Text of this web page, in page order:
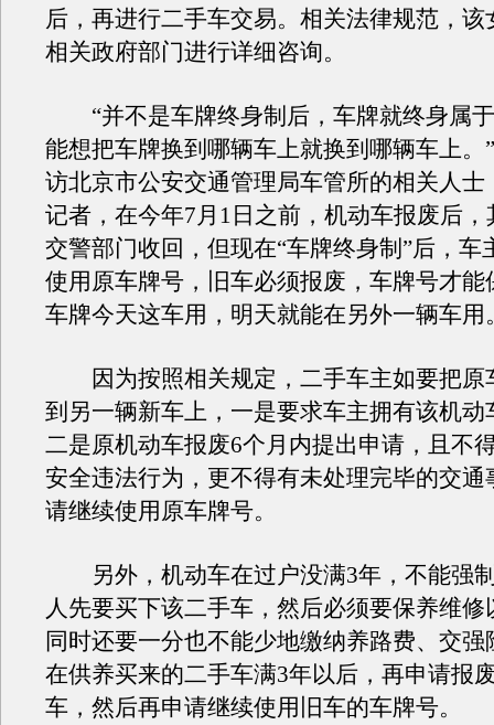
后，再进行二手车交易。相关法律规范，该
相关政府部门进行详细咨询。
“并不是车牌终身制后，车牌就终身属
能想把车牌换到哪辆车上就换到哪辆车上。
访北京市公安交通管理局车管所的相关人士
记者，在今年7月1日之前，机动车报废后
交警部门收回，但现在“车牌终身制”后，车
使用原车牌号，旧车必须报废，车牌号才能
车牌今天这车用，明天就能在另外一辆车用
因为按照相关规定，二手车主如要把原
到另一辆新车上，一是要求车主拥有该机动
二是原机动车报废6个月内提出申请，且不
安全违法行为，更不得有未处理完毕的交通
请继续使用原车牌号。
另外，机动车在过户没满3年，不能强
人先要买下该二手车，然后必须要保养维修
同时还要一分也不能少地缴纳养路费、交强
在供养买来的二手车满3年以后，再申请报
车，然后再申请继续使用旧车的车牌号。